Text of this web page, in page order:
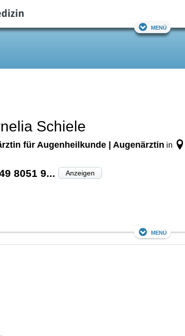
Menü
Schiele
für Augenheilkunde | Augenärztin in
8051 9... Anzeigen
Menü